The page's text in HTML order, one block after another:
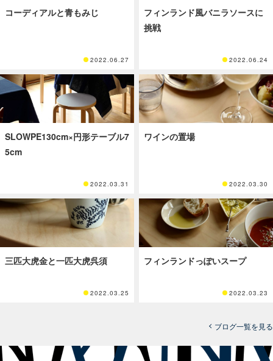
コーディアルと青もみじ
2022.06.27
フィンランド風バニラソースに
挑戦
2022.06.24
SLOWPE130cm×円形テーブル7
5cm
2022.03.31
ワインの置場
2022.03.30
三匹大虎金と一匹大虎呉須
2022.03.25
フィンランドっぽいスープ
2022.03.23
ブログ一覧を見る